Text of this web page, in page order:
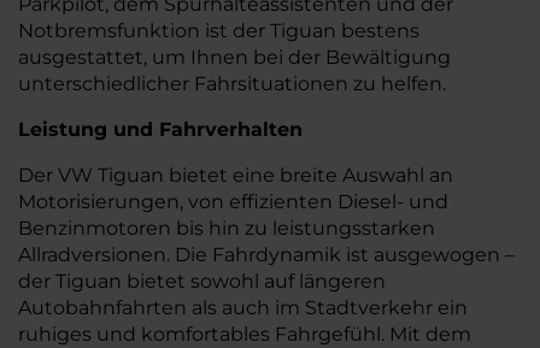
Notbremsfunktion ist der Tiguan bestens
ausgestattet, um Ihnen bei der Bewältigung
unterschiedlicher Fahrsituationen zu helfen.
Leistung und Fahrverhalten
Der VW Tiguan bietet eine breite Auswahl an
Motorisierungen, von effizienten Diesel- und
Benzinmotoren bis hin zu leistungsstarken
Allradversionen. Die Fahrdynamik ist ausgewogen –
der Tiguan bietet sowohl auf längeren
Autobahnfahrten als auch im Stadtverkehr ein
ruhiges und komfortables Fahrgefühl. Mit dem